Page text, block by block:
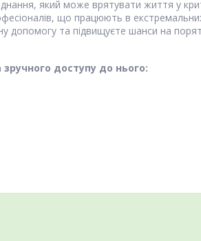
який може врятувати життя у
що працюють в
допомогу та підвищуєте шанси на
доступу до нього: